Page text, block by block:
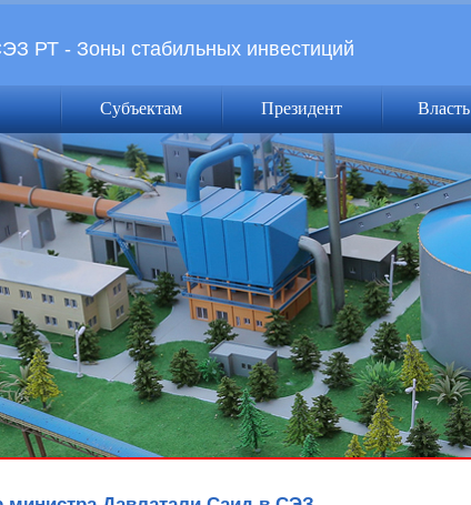
РТ - Зоны стабильных инвестиций
Субъектам Президент Власть